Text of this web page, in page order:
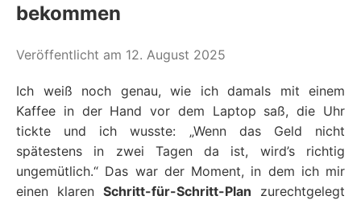
bekommen
Veröffentlicht am 12. August 2025
Ich weiß noch genau, wie ich damals mit einem
Kaffee in der Hand vor dem Laptop saß, die Uhr
tickte und ich wusste: „Wenn das Geld nicht
spätestens in zwei Tagen da ist, wird’s richtig
ungemütlich.“ Das war der Moment, in dem ich mir
einen klaren Schritt-für-Schritt-Plan zurechtgelegt